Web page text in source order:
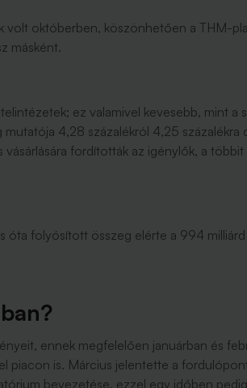
volt októberben, köszönhetően a THM-
másként.
ez valamivel kevesebb, mint a
4,28 százalékról 4,25
fordították az igénylők, a többit
óta folyósított összeg elérte a 994
ennek megfelelően januárban és
piacon is. Március jelentette a
bevezetése, ezzel egy időben